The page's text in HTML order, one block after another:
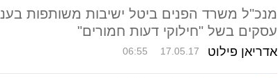
מנכ"ל משרד הפנים ביטל ישיבות משותפות
עסקים בשל "חילוקי דעות חמורים"
אדריאן פילוט 06:55 17.05.17